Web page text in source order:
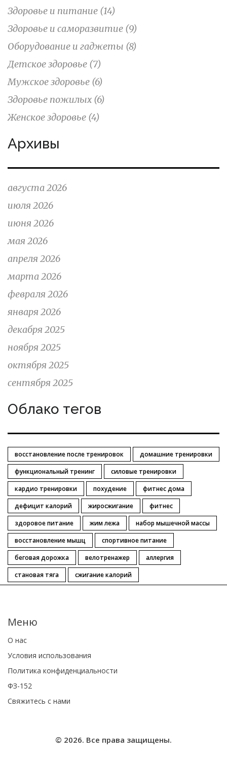
Здоровье и питание (14)
Здоровье и саморазвитие (9)
Оборудование и гаджеты (8)
Детское здоровье (7)
Мужское здоровье (6)
Здоровье пожилых (6)
Женское здоровье (4)
Архивы
августа 2026
июля 2026
июня 2026
мая 2026
апреля 2026
марта 2026
февраля 2026
января 2026
декабря 2025
ноября 2025
октября 2025
сентября 2025
Облако тегов
восстановление после тренировок
домашние тренировки
функциональный тренинг
силовые тренировки
кардио тренировки
похудение
фитнес дома
дефицит калорий
жиросжигание
фитнес
здоровое питание
жим лежа
набор мышечной массы
восстановление мышц
спортивное питание
беговая дорожка
велотренажер
аллергия
становая тяга
сжигание калорий
Меню
О нас
Условия использования
Политика конфиденциальности
ФЗ-152
Свяжитесь с нами
© 2026. Все права защищены.